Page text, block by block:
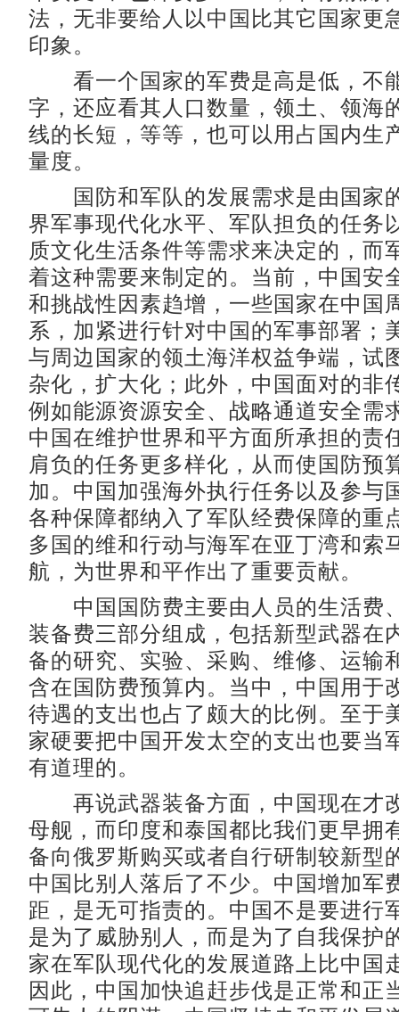
法，无非要给人以中国比其它国家更
印象。
看一个国家的军费是高是低，不
字，还应看其人口数量，领土、领海
线的长短，等等，也可以用占国内生
量度。
国防和军队的发展需求是由国家
界军事现代化水平、军队担负的任务
质文化生活条件等需求来决定的，而
着这种需要来制定的。当前，中国安
和挑战性因素趋增，一些国家在中国
系，加紧进行针对中国的军事部署；
与周边国家的领土海洋权益争端，试
杂化，扩大化；此外，中国面对的非
例如能源资源安全、战略通道安全需
中国在维护世界和平方面所承担的责
肩负的任务更多样化，从而使国防预
加。中国加强海外执行任务以及参与
各种保障都纳入了军队经费保障的重
多国的维和行动与海军在亚丁湾和索
航，为世界和平作出了重要贡献。
中国国防费主要由人员的生活费
装备费三部分组成，包括新型武器在
备的研究、实验、采购、维修、运输
含在国防费预算内。当中，中国用于
待遇的支出也占了颇大的比例。至于
家硬要把中国开发太空的支出也要当
有道理的。
再说武器装备方面，中国现在才
母舰，而印度和泰国都比我们更早拥
备向俄罗斯购买或者自行研制较新型
中国比别人落后了不少。中国增加军
距，是无可指责的。中国不是要进行
是为了威胁别人，而是为了自我保护
家在军队现代化的发展道路上比中国
因此，中国加快追赶步伐是正常和正